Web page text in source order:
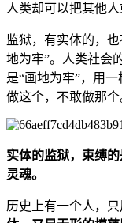
人类却可以把其他
监狱，有实体的，
地为牢”。人类社会
是“画地为牢”，用
做这个，不敢做那个
实体的监狱，束缚
灵魂。
历史上有一个人，